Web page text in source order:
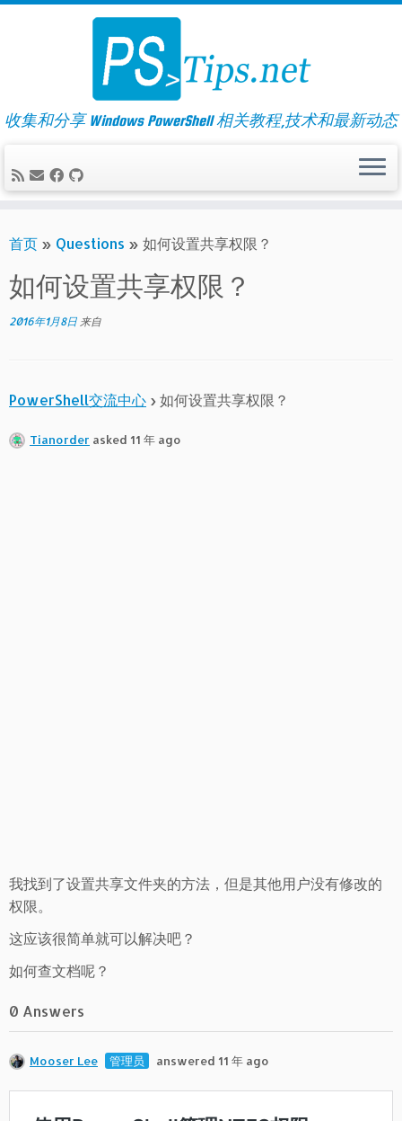
Skip
收集和分享 Windows PowerShell 相关教程,技术和最新动态
首页 » Questions » 如何设置共享权限？
如何设置共享权限？
2016年1月8日 来自
PowerShell交流中心 › 如何设置共享权限？
Tianorder asked 11 年 ago
我找到了设置共享文件夹的方法，但是其他用户没有修改的
权限。
这应该很简单就可以解决吧？
如何查文档呢？
0 Answers
Mooser Lee 管理员 answered 11 年 ago